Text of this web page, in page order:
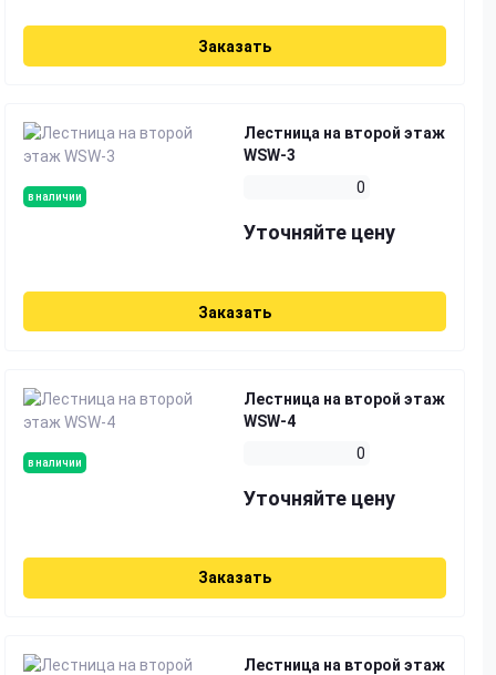
Заказать
в наличии
Лестница на второй этаж
WSW-3
0
Уточняйте цену
Заказать
в наличии
Лестница на второй этаж
WSW-4
0
Уточняйте цену
Заказать
Лестница на второй этаж